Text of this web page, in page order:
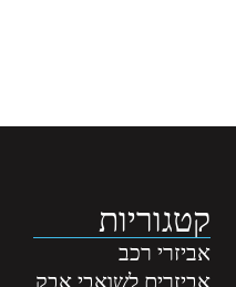
קטגוריות
אביזרי רכב
אביזרים לשואבי אבק